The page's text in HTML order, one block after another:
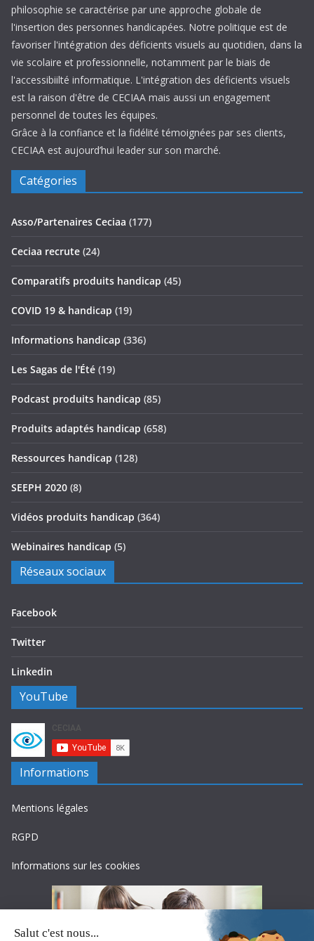
philosophie se caractérise par une approche globale de
l'insertion des personnes handicapées. Notre politique est de
favoriser l'intégration des déficients visuels au quotidien, dans la
vie scolaire et professionnelle, notamment par le biais de
l'accessibiilté informatique. L'intégration des déficients visuels
est la raison d'être de CECIAA mais aussi un engagement
personnel de toutes les équipes.
Grâce à la confiance et la fidélité témoignées par ses clients,
CECIAA est aujourd’hui leader sur son marché.
Catégories
Asso/Partenaires Ceciaa (177)
Ceciaa recrute (24)
Comparatifs produits handicap (45)
COVID 19 & handicap (19)
Informations handicap (336)
Les Sagas de l'Été (19)
Podcast produits handicap (85)
Produits adaptés handicap (658)
Ressources handicap (128)
SEEPH 2020 (8)
Vidéos produits handicap (364)
Webinaires handicap (5)
Réseaux sociaux
Facebook
Twitter
Linkedin
YouTube
Informations
Mentions légales
RGPD
Informations sur les cookies